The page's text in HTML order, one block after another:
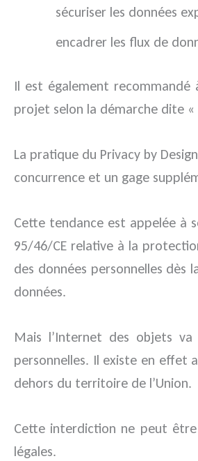
sécuriser les données
encadrer les flux de
Il est également recommandé
projet selon la démarche dite «
La pratique du Privacy by
concurrence et un gage
Cette tendance est appelée à
95/46/CE relative à la
des données personnelles
données.
Mais l’Internet des objets
personnelles. Il existe en effet
dehors du territoire de l’Union.
Cette interdiction ne peut être
légales.